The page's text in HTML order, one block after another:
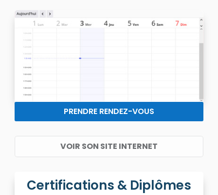
PRENDRE RENDEZ-VOUS
VOIR SON SITE INTERNET
Certifications & Diplômes